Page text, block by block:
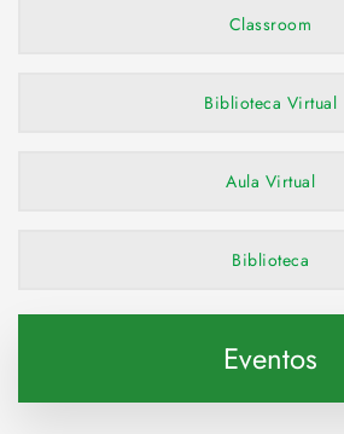
Classroom
Biblioteca Virtual
Aula Virtual
Biblioteca
Eventos